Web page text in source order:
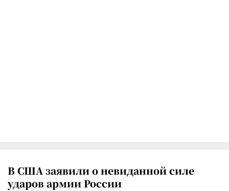
В США заявили о невиданной силе
ударов армии России